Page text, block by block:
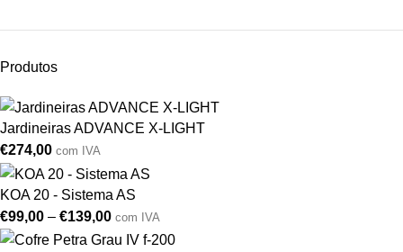
Produtos
Jardineiras ADVANCE X-LIGHT
€274,00 com IVA
KOA 20 - Sistema AS
€99,00 – €139,00 com IVA